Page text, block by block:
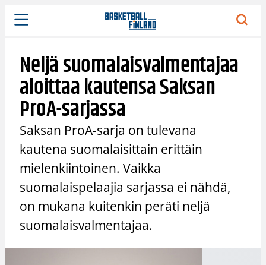
Siirry
sisältöön
Neljä suomalaisvalmentajaa
aloittaa kautensa Saksan
ProA-sarjassa
Saksan ProA-sarja on tulevana
kautena suomalaisittain erittäin
mielenkiintoinen. Vaikka
suomalaispelaajia sarjassa ei nähdä,
on mukana kuitenkin peräti neljä
suomalaisvalmentajaa.